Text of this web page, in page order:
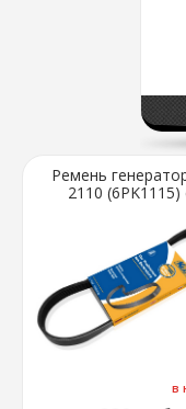
Ремень
2110 (6PK1115)
в